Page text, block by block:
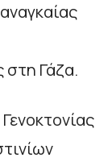
στη Γάζα.